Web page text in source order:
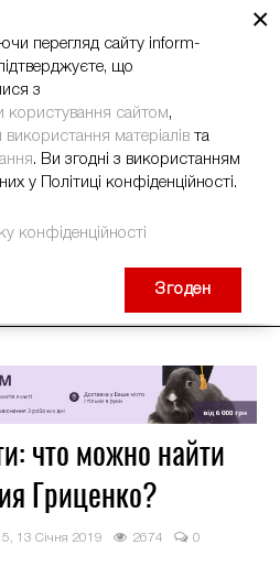
что можно найти
Гриценко?
13 Січня 2019 2674 0
×
перегляд сайту inform-
що
з
користування сайтом,
матеріалів та
. Ви згодні з використанням
у Політиці конфіденційності.
конфіденційності
Згоден